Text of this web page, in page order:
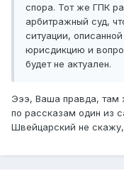
спора. Тот же ГПК
арбитражный суд,
ситуации,
юрисдикцию и
будет не актуален.
Эээ, Ваша правда, там
по рассказам один из
Швейцарский не скажу,